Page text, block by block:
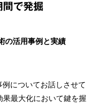
間で発掘
の活用事例と実績
についてお話しさせて
最大化において鍵を握